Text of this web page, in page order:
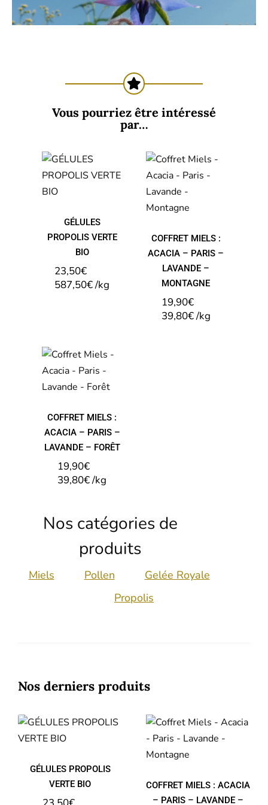
Vous pourriez être intéressé
par…
GÉLULES
PROPOLIS
VERTE BIO
GÉLULES
PROPOLIS VERTE
BIO
23,50€
587,50€/kg
COFFRET
MIELS :
ACACIA –
PARIS –
LAVANDE –
MONTAGNE
COFFRET MIELS :
ACACIA – PARIS –
LAVANDE –
MONTAGNE
19,90€
39,80€/kg
MIELS :
ACACIA –
PARIS –
LAVANDE –
COFFRET MIELS :
ACACIA – PARIS –
LAVANDE – FORÊT
19,90€
39,80€/kg
Nos catégories de
produits
Miels Pollen
Gelée Royale
Propolis
Nos derniers produits
GÉLULES
PROPOLIS
VERTE BIO
GÉLULES PROPOLIS
VERTE BIO
MIELS :
ACACIA –
PARIS –
LAVANDE –
COFFRET MIELS : ACACIA
– PARIS – LAVANDE –